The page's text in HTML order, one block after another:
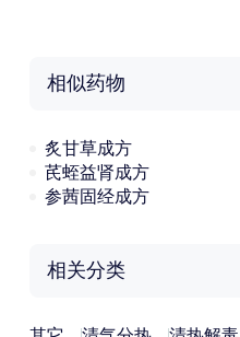
相似药物
炙甘草成方
芪蛭益肾成方
参茜固经成方
相关分类